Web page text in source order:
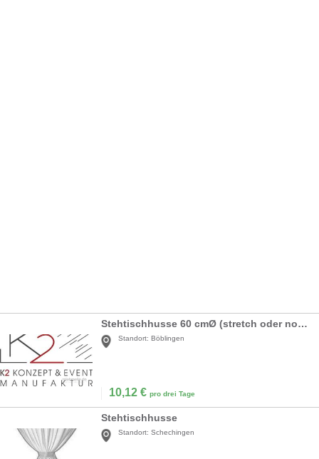
Stehtischhusse 60 cmØ (stretch oder normal)
Standort: Böblingen
10,12 € pro drei Tage
Stehtischhusse
Standort: Schechingen